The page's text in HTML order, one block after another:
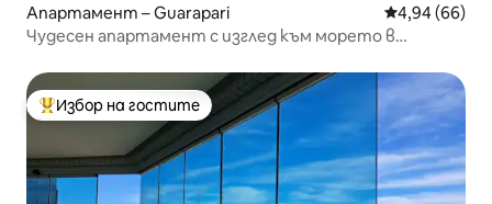
Апартамент – Guarapari Средна
4,94 (66)
Чудесен апартамент с изглед към морето в
Най-популярен избор на гостите
Избор на гостите